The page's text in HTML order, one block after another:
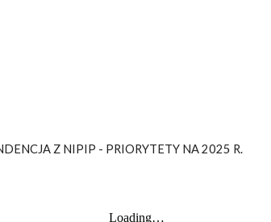
Z NIPIP - PRIORYTETY NA 2025 R.